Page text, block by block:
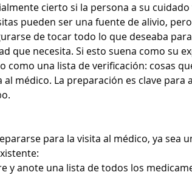
cierto si la persona a su
pueden ser una fuente de alivio,
de tocar todo lo que deseaba
que necesita. Si esto suena como su
como una lista de verificación: cosas
médico. La preparación es clave para
para la visita al médico, ya sea
y anote una lista de todos los